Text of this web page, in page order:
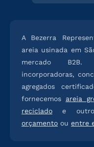
A Bezerra
areia usinada em
mercado B2B.
incorporadoras,
agregados
fornecemos areia
reciclado e
orçamento ou entre